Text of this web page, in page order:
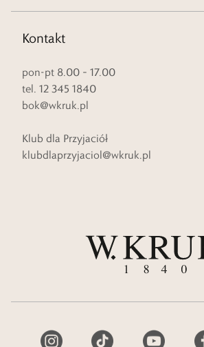
Kontakt
pon-pt 8.00 – 17.00
tel. 12 345 1840
bok@wkruk.pl
Klub dla Przyjaciół
klubdlaprzyjaciol@wkruk.pl